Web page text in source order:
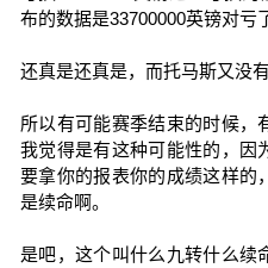
布的数据是33700000英镑对亏
还真是还真是，而托马斯又没
所以有可能赛季结束的时候，
我觉得是有这种可能性的，因
要拿你的报表你的成绩这样的
是续命啊。
是吧，这个叫什么九转什么续